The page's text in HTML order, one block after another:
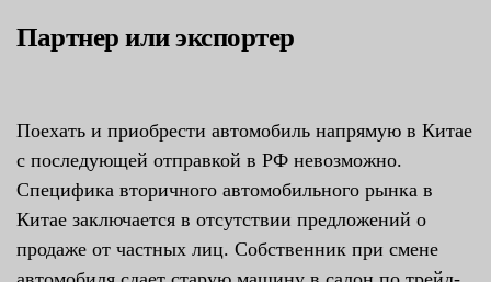
Партнер или экспортер
Поехать и приобрести автомобиль напрямую в Китае
с последующей отправкой в РФ невозможно.
Специфика вторичного автомобильного рынка в
Китае заключается в отсутствии предложений о
продаже от частных лиц. Собственник при смене